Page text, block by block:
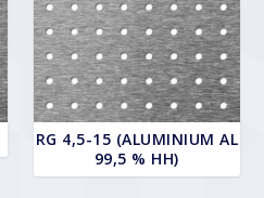
RG 4,5-15 (ALUMINIUM AL
99,5 % HH)